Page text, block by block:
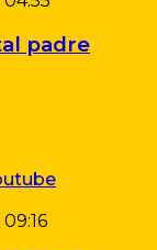
padre
09:16